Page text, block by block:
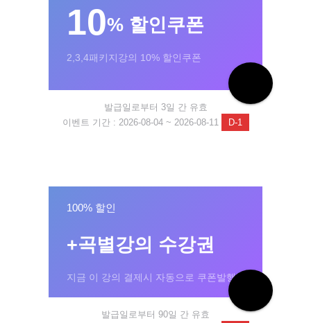
10% 할인쿠폰
2,3,4패키지강의 10% 할인쿠폰
발급일로부터 3일 간 유효
이벤트 기간 : 2026-08-04 ~ 2026-08-11
D-1
100% 할인
+곡별강의 수강권
지금 이 강의 결제시 자동으로 쿠폰발행!
발급일로부터 90일 간 유효